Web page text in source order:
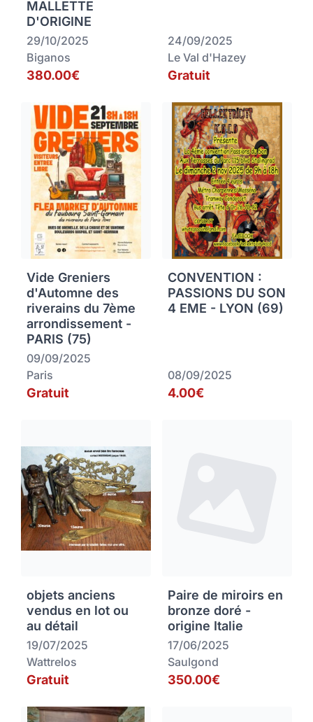
MALLETTE
D'ORIGINE
29/10/2025
Biganos
380.00€
24/09/2025
Le Val d'Hazey
Gratuit
Vide Greniers
d'Automne des
riverains du 7ème
arrondissement -
PARIS (75)
09/09/2025
Paris
Gratuit
CONVENTION :
PASSIONS DU SON
4 EME - LYON (69)
08/09/2025
4.00€
objets anciens
vendus en lot ou
au détail
19/07/2025
Wattrelos
Gratuit
Paire de miroirs en
bronze doré -
origine Italie
17/06/2025
Saulgond
350.00€